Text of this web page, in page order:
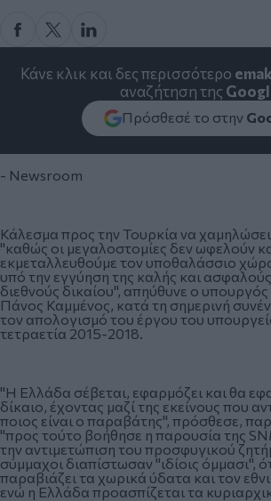
Κάνε κλικ και δες περισσότερο
αναζήτηση της
Πρόσθεσέ το στην
- Newsroom
Κάλεσμα προς την Τουρκία να
"καθώς οι μεγαλοστομίες δεν ωφελούν
εκμεταλλευθούμε τον υποθαλάσσιο
υπό την εγγύηση της καλής και
διεθνούς δικαίου", απηύθυνε ο
Πάνος Καμμένος, κατά τη σημερινή
τον απολογισμό του έργου του
τετραετία 2015-2018.
"Η Ελλάδα σέβεται, εφαρμόζει και θα
δίκαιο, έχοντας μαζί της εκείνους που
ποιος είναι ο παραβάτης", πρόσθεσε,
"προς τούτο βοήθησε η παρουσία της
την αντιμετώπιση του προσφυγικού
σύμμαχοι διαπίστωσαν "ιδίοις όμμασι",
παραβιάζει τα χωρικά ύδατα και τον
ενώ η Ελλάδα προασπίζεται τα